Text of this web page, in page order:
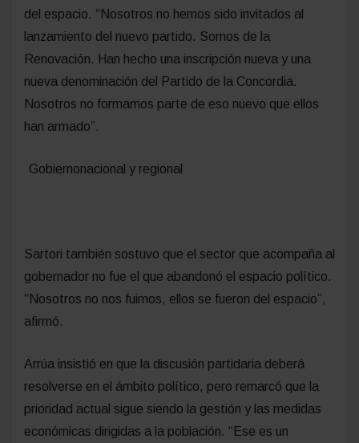
del espacio. “Nosotros no hemos sido invitados al
lanzamiento del nuevo partido. Somos de la
Renovación. Han hecho una inscripción nueva y una
nueva denominación del Partido de la Concordia.
Nosotros no formamos parte de eso nuevo que ellos
han armado”.
Gobiernonacional y regional
Sartori también sostuvo que el sector que acompaña al
gobernador no fue el que abandonó el espacio político.
“Nosotros no nos fuimos, ellos se fueron del espacio”,
afirmó.
Arrúa insistió en que la discusión partidaria deberá
resolverse en el ámbito político, pero remarcó que la
prioridad actual sigue siendo la gestión y las medidas
económicas dirigidas a la población. “Ese es un